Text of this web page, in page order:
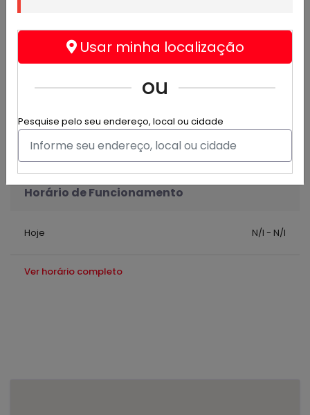
Usar minha localização
ou
Pesquise pelo seu endereço, local ou cidade
Trabalhamos com vendas de cosméticos. Com as
melhores marca, Natura, O Boticário e Avon
R. Treze De Maio, 179 - São Paulo
paulo.rdsilva0@gmail.com
Horário de Funcionamento
Hoje N/I - N/I
Ver horário completo